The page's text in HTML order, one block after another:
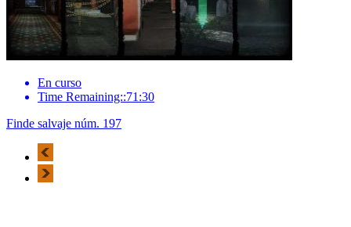
En curso
Time Remaining::71:30
Finde salvaje núm. 197